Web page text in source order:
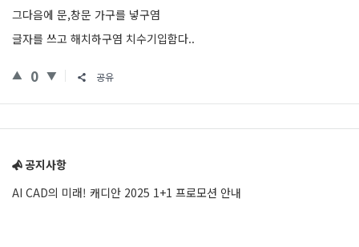
그다음에 문,창문 가구를 넣구염
글자를 쓰고 해치하구염 치수기입함다..
0 공유
공지사항
AI CAD의 미래! 캐디안 2025 1+1 프로모션 안내